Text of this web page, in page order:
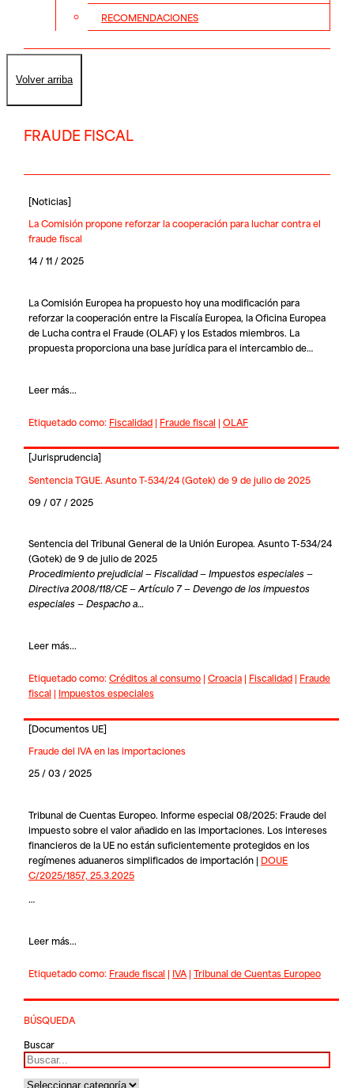
RECOMENDACIONES
Volver arriba
FRAUDE FISCAL
[Noticias]
La Comisión propone reforzar la cooperación para luchar contra el
fraude fiscal
14 / 11 / 2025
La Comisión Europea ha propuesto hoy una modificación para
reforzar la cooperación entre la Fiscalía Europea, la Oficina Europea
de Lucha contra el Fraude (OLAF) y los Estados miembros. La
propuesta proporciona una base jurídica para el intercambio de…
Leer más...
Etiquetado como: Fiscalidad| Fraude fiscal | OLAF
[Jurisprudencia]
Sentencia TGUE. Asunto T-534/24 (Gotek) de 9 de julio de 2025
09 / 07 / 2025
Sentencia del Tribunal General de la Unión Europea. Asunto T-534/24
(Gotek) de 9 de julio de 2025
Procedimiento prejudicial — Fiscalidad — Impuestos especiales —
Directiva 2008/118/CE — Artículo 7 — Devengo de los impuestos
especiales — Despacho a…
Leer más...
Etiquetado como:Créditos al consumo| Croacia| Fiscalidad| Fraude
fiscal | Impuestos especiales
[Documentos UE]
Fraude del IVA en las importaciones
25 / 03 / 2025
Tribunal de Cuentas Europeo. Informe especial 08/2025: Fraude del
impuesto sobre el valor añadido en las importaciones. Los intereses
financieros de la UE no están suficientemente protegidos en los
regímenes aduaneros simplificados de importación | DOUE
C/2025/1857, 25.3.2025
…
Leer más...
Etiquetado como: Fraude fiscal | IVA| Tribunal de Cuentas Europeo
BÚSQUEDA
Buscar